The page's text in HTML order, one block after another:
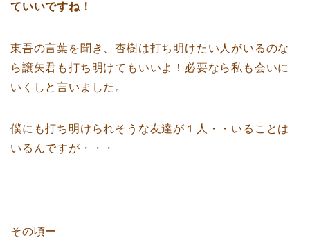
ていいですね！
東吾の言葉を聞き、杏樹は打ち明けたい人がいるのな
ら譲矢君も打ち明けてもいいよ！必要なら私も会いに
いくしと言いました。
僕にも打ち明けられそうな友達が１人・・いることは
いるんですが・・・
その頃ー